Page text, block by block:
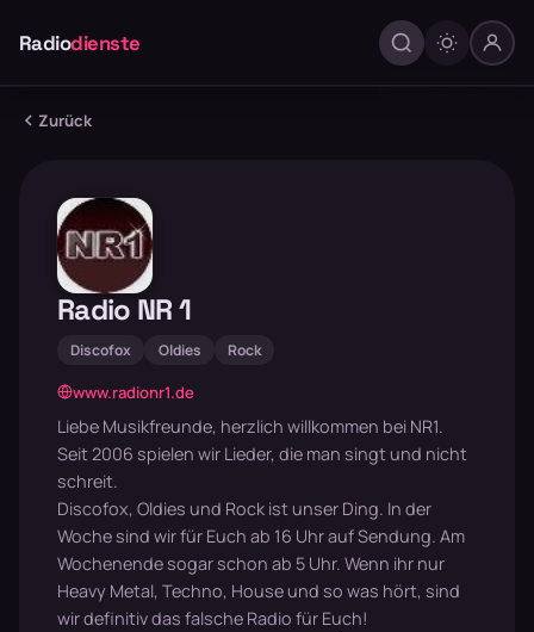
Radiodienste
Zurück
Radio NR 1
Discofox Oldies Rock
www.radionr1.de
Liebe Musikfreunde, herzlich willkommen bei NR1.
Seit 2006 spielen wir Lieder, die man singt und nicht
schreit.
Discofox, Oldies und Rock ist unser Ding. In der
Woche sind wir für Euch ab 16 Uhr auf Sendung. Am
Wochenende sogar schon ab 5 Uhr. Wenn ihr nur
Heavy Metal, Techno, House und so was hört, sind
wir definitiv das falsche Radio für Euch!